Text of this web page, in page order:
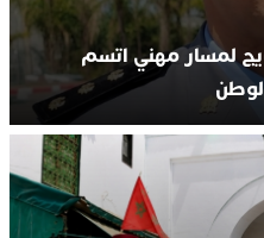
لمسار مهني اتسم